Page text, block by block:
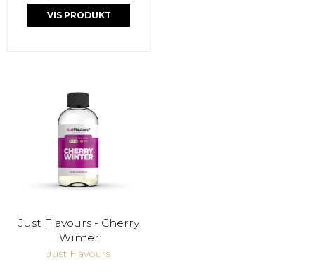
VIS PRODUKT
Just Flavours - Cherry
Winter
Just Flavours